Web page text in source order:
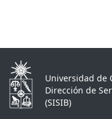
Universidad de
Dirección de
(SISIB)